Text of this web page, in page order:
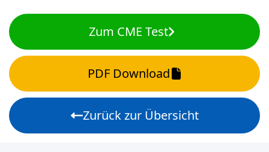
Zum CME Test
PDF Download
Zurück zur Übersicht